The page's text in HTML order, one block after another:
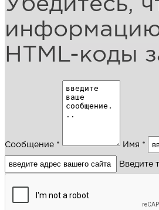
Убедитесь,
HTML-коды
Сообщение * Имя *
Введите